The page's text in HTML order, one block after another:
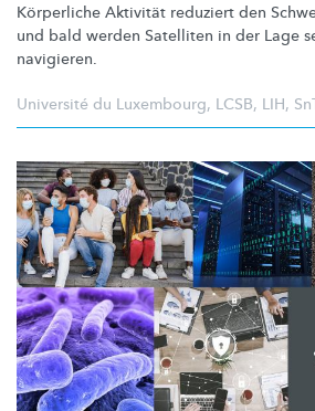
Körperliche Aktivität reduziert den
und bald werden Satelliten in der Lage
navigieren.
Université du Luxembourg, LCSB, LIH,